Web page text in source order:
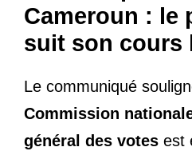
Cameroun : le
suit son cours
Le communiqué
Commission
général des votes est